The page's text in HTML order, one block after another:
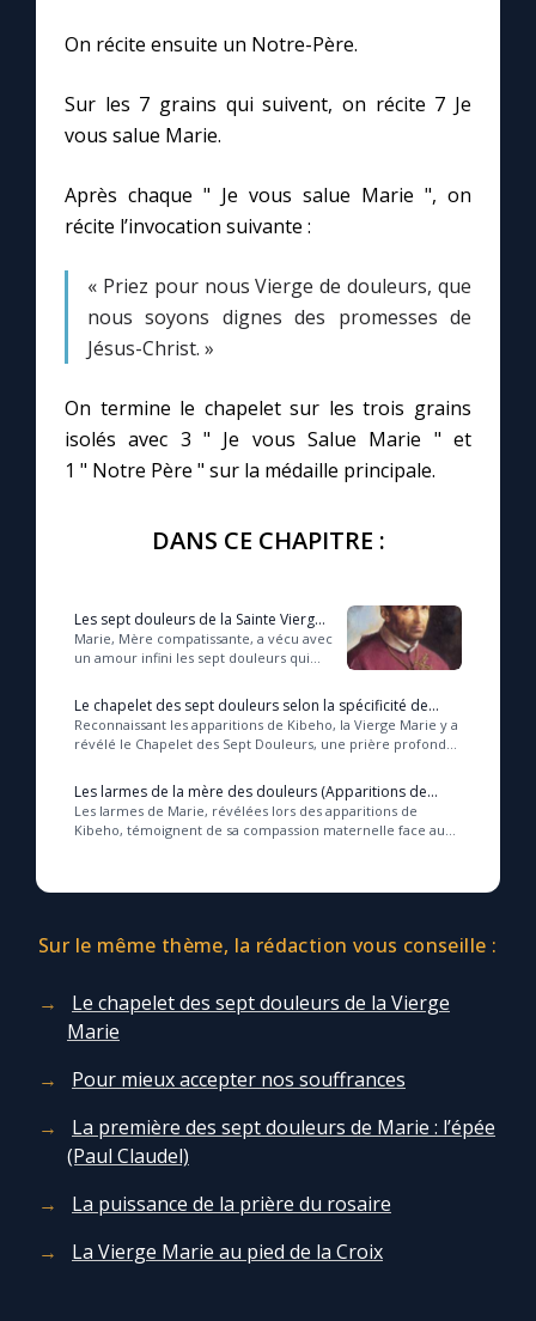
On récite ensuite un Notre-Père.
Sur les 7 grains qui suivent, on récite 7 Je
vous salue Marie.
Après chaque " Je vous salue Marie ", on
récite l’invocation suivante :
« Priez pour nous Vierge de douleurs, que
nous soyons dignes des promesses de
Jésus-Christ. »
On termine le chapelet sur les trois grains
isolés avec 3 " Je vous Salue Marie " et
1 " Notre Père " sur la médaille principale.
DANS CE CHAPITRE :
Les sept douleurs de la Sainte Vierge
(St Alphonse de Liguori + 1787)
Marie, Mère compatissante, a vécu avec
un amour infini les sept douleurs qui
son Fils, Jésus-Christ, offrant ains...
Le chapelet des sept douleurs selon la spécificité de
Kibeho
Reconnaissant les apparitions de Kibeho, la Vierge Marie y a
révélé le Chapelet des Sept Douleurs, une prière profonde
Les larmes de la mère des douleurs (Apparitions de
Kibeho)
Les larmes de Marie, révélées lors des apparitions de
Kibeho, témoignent de sa compassion maternelle face aux
Sur le même thème, la rédaction vous conseille :
Le chapelet des sept douleurs de la Vierge
Marie
Pour mieux accepter nos souffrances
La première des sept douleurs de Marie : l’épée
(Paul Claudel)
La puissance de la prière du rosaire
La Vierge Marie au pied de la Croix